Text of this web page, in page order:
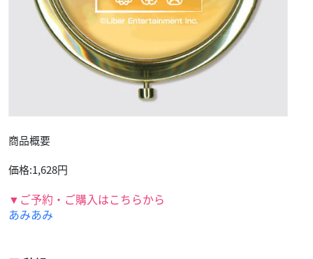
商品概要
価格:1,628円
▼ご予約・ご購入はこちらから
あみあみ